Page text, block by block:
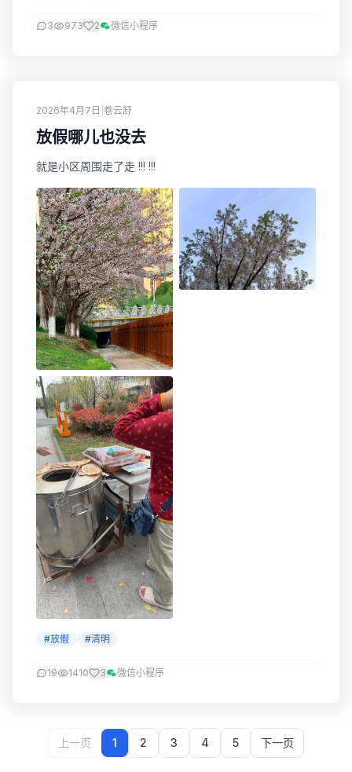
3 973 2 微信小程序
2026年4月7日 卷云舒
放假哪儿也没去
就是小区周围走了走 !!! !!!
#放假 #清明
19 1410 3 微信小程序
上一页 1 2 3 4 5 下一页